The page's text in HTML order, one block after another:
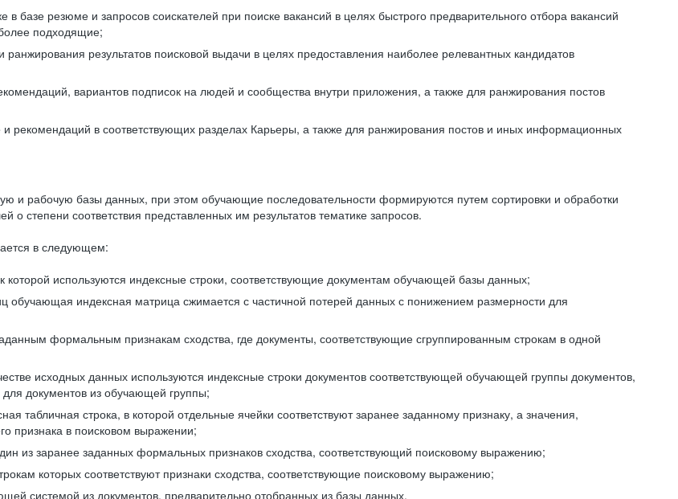
базе резюме и запросов соискателей при поиске вакансий в целях быстрого предварительного отбора вакансий
подходящие;
результатов поисковой выдачи в целях предоставления наиболее релевантных кандидатов
вариантов подписок на людей и сообщества внутри приложения, а также для ранжирования постов
рекомендаций в соответствующих разделах Карьеры, а также для ранжирования постов и иных информационных
и рабочую базы данных, при этом обучающие последовательности формируются путем сортировки и обработки
степени соответствия представленных им результатов тематике запросов.
в следующем:
используются индексные строки, соответствующие документам обучающей базы данных;
обучающая индексная матрица сжимается с частичной потерей данных с понижением размерности для
формальным признакам сходства, где документы, соответствующие сгруппированным строкам в одной
исходных данных используются индексные строки документов соответствующей обучающей группы документов,
документов из обучающей группы;
табличная строка, в которой отдельные ячейки соответствуют заранее заданному признаку, а значения,
признака в поисковом выражении;
из заранее заданных формальных признаков сходства, соответствующий поисковому выражению;
которых соответствуют признаки сходства, соответствующие поисковому выражению;
системой из документов, предварительно отобранных из базы данных.